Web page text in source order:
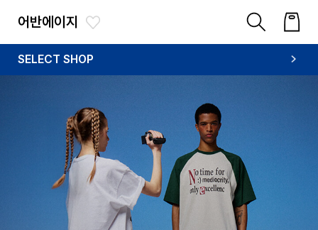
어반에이지
SELECT SHOP